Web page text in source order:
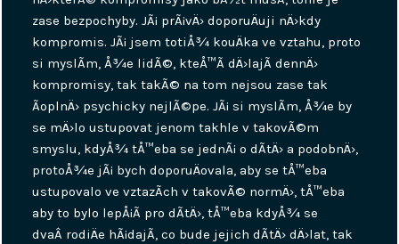
zase bezpochyby. JÃ¡ prÃ¡vÄ› doporuÄuji nÄ›kdy
kompromis. JÃ¡ jsem totiÅ¾ kouÄka ve vztahu, proto
si myslÃ­m, Å¾e lidÃ©, kteÅ™Ã­ dÄ›lajÃ­ dennÄ›
kompromisy, tak takÃ© na tom nejsou zase tak
ÃºplnÄ› psychicky nejlÃ©pe. JÃ¡ si myslÃ­m, Å¾e by
se mÄ›lo ustupovat jenom takhle v takovÃ©m
smyslu, kdyÅ¾ tÅ™eba se jednÃ¡ o dÃ­tÄ› a podobnÄ›,
protoÅ¾e jÃ¡ bych doporuÄovala, aby se tÅ™eba
ustupovalo ve vztazÃ­ch v takovÃ© normÄ›, tÅ™eba
aby to bylo lepÅ¡Ã­ pro dÃ­tÄ›, tÅ™eba kdyÅ¾ se
dvaÂ rodiÄe hÃ¡dajÃ­, co bude jejich dÃ­tÄ› dÄ›lat, tak